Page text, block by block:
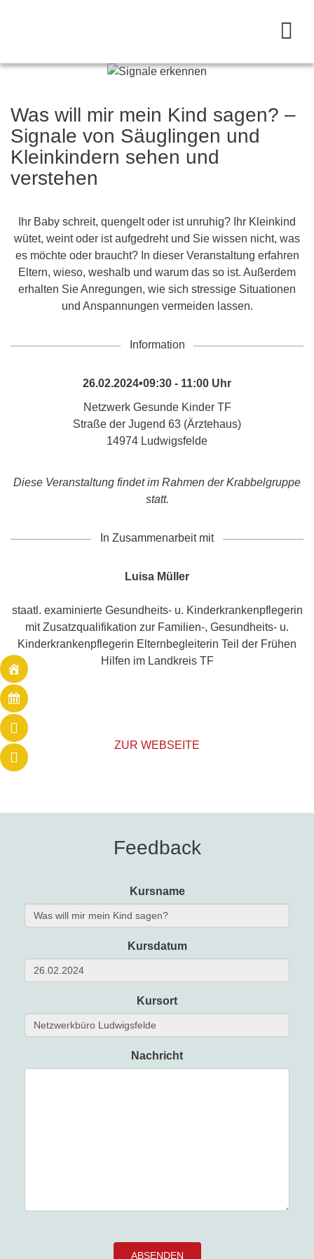
Was will mir mein Kind sagen? –
Signale von Säuglingen und
Kleinkindern sehen und
verstehen
Ihr Baby schreit, quengelt oder ist unruhig? Ihr Kleinkind
wütet, weint oder ist aufgedreht und Sie wissen nicht, was
es möchte oder braucht? In dieser Veranstaltung erfahren
Eltern, wieso, weshalb und warum das so ist. Außerdem
erhalten Sie Anregungen, wie sich stressige Situationen
und Anspannungen vermeiden lassen.
Information
26.02.2024•09:30 - 11:00 Uhr
Netzwerk Gesunde Kinder TF
Straße der Jugend 63 (Ärztehaus)
14974 Ludwigsfelde
Diese Veranstaltung findet im Rahmen der Krabbelgruppe
statt.
In Zusammenarbeit mit
Luisa Müller
staatl. examinierte Gesundheits- u. Kinderkrankenpflegerin
mit Zusatzqualifikation zur Familien-, Gesundheits- u.
Kinderkrankenpflegerin Elternbegleiterin Teil der Frühen
Hilfen im Landkreis TF
ZUR WEBSEITE
Feedback
Kursname
Kursdatum
Kursort
Nachricht